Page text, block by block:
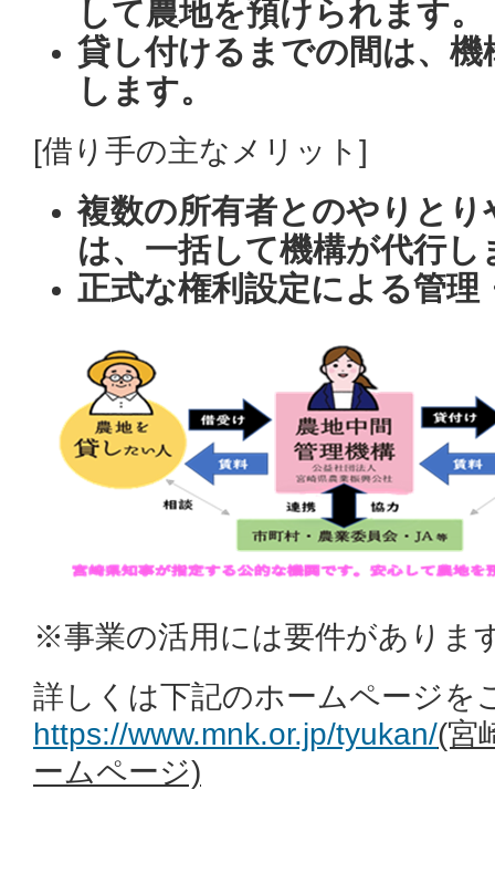
して農地を預けられます。
貸し付けるまでの間は、機
します。
[借り手の主なメリット]
複数の所有者とのやりとり
は、一括して機構が代行し
正式な権利設定による管理
※事業の活用には要件がありま
詳しくは下記のホームページを
https://www.mnk.or.jp/tyukan/(宮
ームページ)